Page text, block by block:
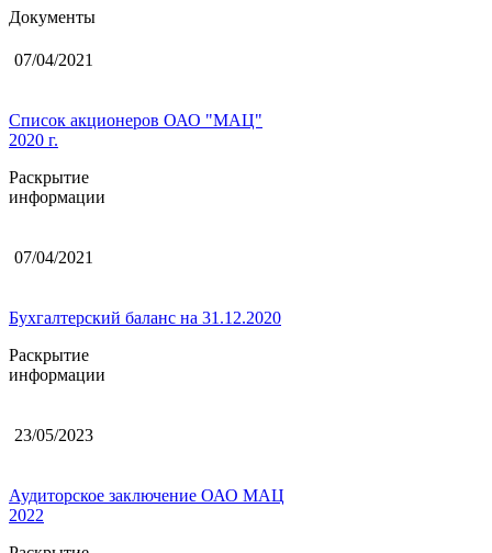
Документы
07/04/2021
Список акционеров ОАО "МАЦ"
2020 г.
Раскрытие
информации
07/04/2021
Бухгалтерский баланс на 31.12.2020
Раскрытие
информации
23/05/2023
Аудиторское заключение ОАО МАЦ
2022